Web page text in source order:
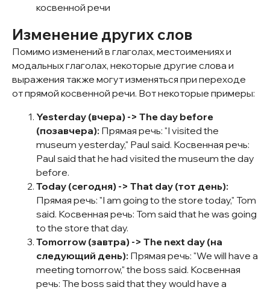
косвенной речи
Изменение других слов
Помимо изменений в глаголах, местоимениях и
модальных глаголах, некоторые другие слова и
выражения также могут изменяться при переходе
от прямой косвенной речи. Вот некоторые примеры:
Yesterday (вчера) -> The day before
(позавчера): Прямая речь: "I visited the
museum yesterday," Paul said. Косвенная речь:
Paul said that he had visited the museum the day
before.
Today (сегодня) -> That day (тот день):
Прямая речь: "I am going to the store today," Tom
said. Косвенная речь: Tom said that he was going
to the store that day.
Tomorrow (завтра) -> The next day (на
следующий день): Прямая речь: "We will have a
meeting tomorrow," the boss said. Косвенная
речь: The boss said that they would have a